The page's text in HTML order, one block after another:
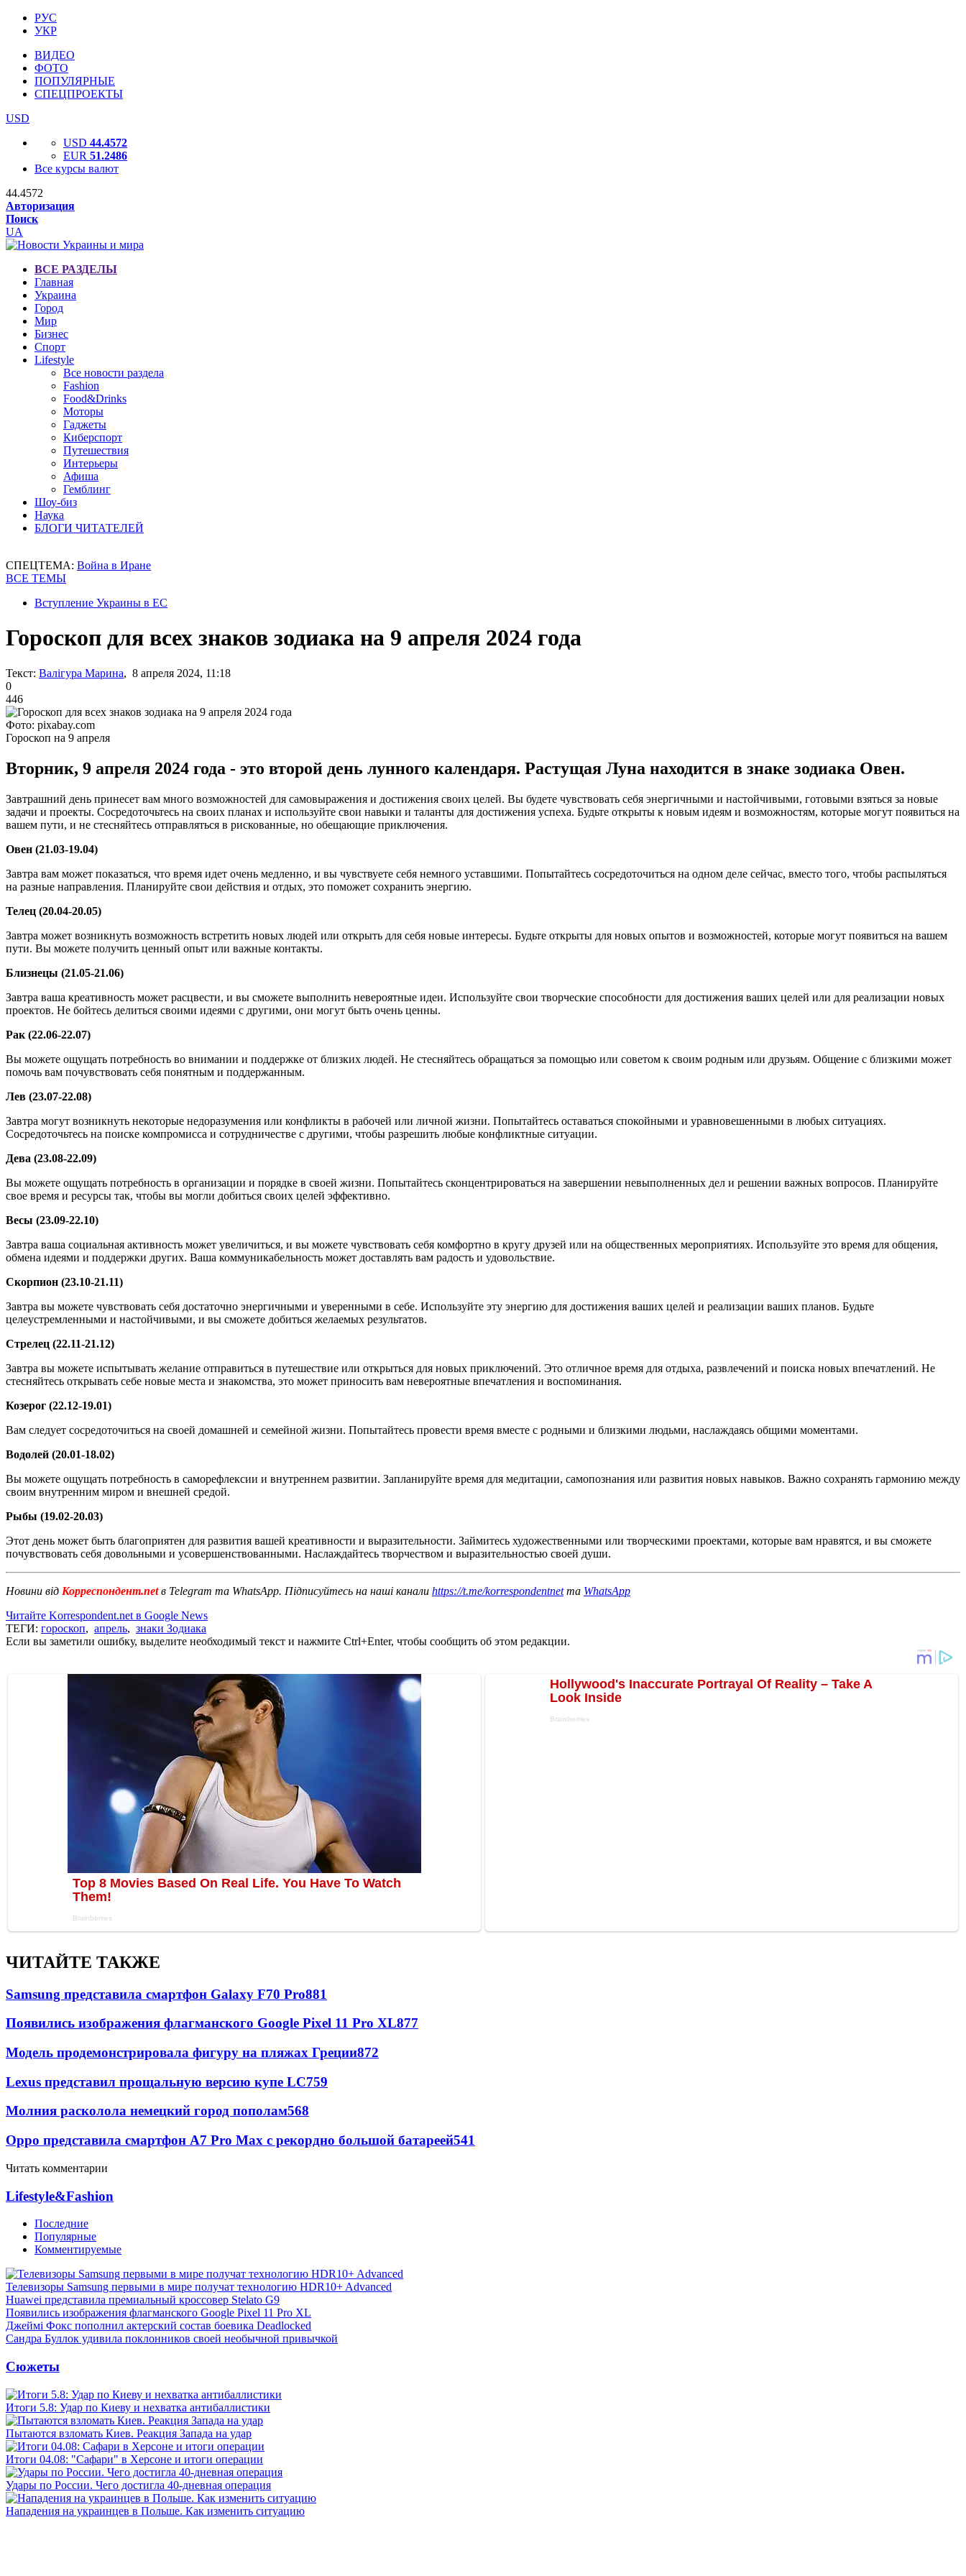
РУС
УКР
ВИДЕО
ФОТО
ПОПУЛЯРНЫЕ
СПЕЦПРОЕКТЫ
USD
USD 44.4572
EUR 51.2486
Все курсы валют
44.4572
Авторизация
Поиск
UA
ВСЕ РАЗДЕЛЫ
Главная
Украина
Город
Мир
Бизнес
Спорт
Lifestyle
Все новости раздела
Fashion
Food&Drinks
Моторы
Гаджеты
Киберспорт
Путешествия
Интерьеры
Афиша
Гемблинг
Шоу-биз
Наука
БЛОГИ ЧИТАТЕЛЕЙ
СПЕЦТЕМА: Война в Иране
ВСЕ ТЕМЫ
Вступление Украины в ЕС
Гороскоп для всех знаков зодиака на 9 апреля 2024 года
Текст: Валігура Марина, 8 апреля 2024, 11:18
0
446
Фото: pixabay.com
Гороскоп на 9 апреля
Вторник, 9 апреля 2024 года - это второй день лунного календаря. Растущая Луна находится в знаке зодиака Овен.
Завтрашний день принесет вам много возможностей для самовыражения и достижения своих целей. Вы будете чувствовать себя энергичными и настойчивыми, готовыми взяться за новые
задачи и проекты. Сосредоточьтесь на своих планах и используйте свои навыки и таланты для достижения успеха. Будьте открыты к новым идеям и возможностям, которые могут появиться на
вашем пути, и не стесняйтесь отправляться в рискованные, но обещающие приключения.
Овен (21.03-19.04)
Завтра вам может показаться, что время идет очень медленно, и вы чувствуете себя немного уставшими. Попытайтесь сосредоточиться на одном деле сейчас, вместо того, чтобы распыляться
на разные направления. Планируйте свои действия и отдых, это поможет сохранить энергию.
Телец (20.04-20.05)
Завтра может возникнуть возможность встретить новых людей или открыть для себя новые интересы. Будьте открыты для новых опытов и возможностей, которые могут появиться на вашем
пути. Вы можете получить ценный опыт или важные контакты.
Близнецы (21.05-21.06)
Завтра ваша креативность может расцвести, и вы сможете выполнить невероятные идеи. Используйте свои творческие способности для достижения ваших целей или для реализации новых
проектов. Не бойтесь делиться своими идеями с другими, они могут быть очень ценны.
Рак (22.06-22.07)
Вы можете ощущать потребность во внимании и поддержке от близких людей. Не стесняйтесь обращаться за помощью или советом к своим родным или друзьям. Общение с близкими может
помочь вам почувствовать себя понятным и поддержанным.
Лев (23.07-22.08)
Завтра могут возникнуть некоторые недоразумения или конфликты в рабочей или личной жизни. Попытайтесь оставаться спокойными и уравновешенными в любых ситуациях.
Сосредоточьтесь на поиске компромисса и сотрудничестве с другими, чтобы разрешить любые конфликтные ситуации.
Дева (23.08-22.09)
Вы можете ощущать потребность в организации и порядке в своей жизни. Попытайтесь сконцентрироваться на завершении невыполненных дел и решении важных вопросов. Планируйте
свое время и ресурсы так, чтобы вы могли добиться своих целей эффективно.
Весы (23.09-22.10)
Завтра ваша социальная активность может увеличиться, и вы можете чувствовать себя комфортно в кругу друзей или на общественных мероприятиях. Используйте это время для общения,
обмена идеями и поддержки других. Ваша коммуникабельность может доставлять вам радость и удовольствие.
Скорпион (23.10-21.11)
Завтра вы можете чувствовать себя достаточно энергичными и уверенными в себе. Используйте эту энергию для достижения ваших целей и реализации ваших планов. Будьте
целеустремленными и настойчивыми, и вы сможете добиться желаемых результатов.
Стрелец (22.11-21.12)
Завтра вы можете испытывать желание отправиться в путешествие или открыться для новых приключений. Это отличное время для отдыха, развлечений и поиска новых впечатлений. Не
стесняйтесь открывать себе новые места и знакомства, это может приносить вам невероятные впечатления и воспоминания.
Козерог (22.12-19.01)
Вам следует сосредоточиться на своей домашней и семейной жизни. Попытайтесь провести время вместе с родными и близкими людьми, наслаждаясь общими моментами.
Водолей (20.01-18.02)
Вы можете ощущать потребность в саморефлексии и внутреннем развитии. Запланируйте время для медитации, самопознания или развития новых навыков. Важно сохранять гармонию между
своим внутренним миром и внешней средой.
Рыбы (19.02-20.03)
Этот день может быть благоприятен для развития вашей креативности и выразительности. Займитесь художественными или творческими проектами, которые вам нравятся, и вы сможете
почувствовать себя довольными и усовершенствованными. Наслаждайтесь творчеством и выразительностью своей души.
Новини від Корреспондент.netв Telegram та WhatsApp. Підписуйтесь на наші канали https://t.me/korrespondentnetта WhatsApp
Читайте Korrespondent.net в Google News
ТЕГИ: гороскоп, апрель, знаки Зодиака
Если вы заметили ошибку, выделите необходимый текст и нажмите Ctrl+Enter, чтобы сообщить об этом редакции.
ЧИТАЙТЕ ТАКЖЕ
Samsung представила смартфон Galaxy F70 Pro881
Появились изображения флагманского Google Pixel 11 Pro XL877
Модель продемонстрировала фигуру на пляжах Греции872
Lexus представил прощальную версию купе LC759
Молния расколола немецкий город пополам568
Oppo представила смартфон A7 Pro Max с рекордно большой батареей541
Читать комментарии
Lifestyle&Fashion
Последние
Популярные
Комментируемые
Телевизоры Samsung первыми в мире получат технологию HDR10+ Advanced
Huawei представила премиальный кроссовер Stelato G9
Появились изображения флагманского Google Pixel 11 Pro XL
Джеймі Фокс пополнил актерский состав боевика Deadlocked
Сандра Буллок удивила поклонников своей необычной привычкой
Сюжеты
Итоги 5.8: Удар по Киеву и нехватка антибаллистики
Пытаются взломать Киев. Реакция Запада на удар
Итоги 04.08: "Сафари" в Херсоне и итоги операции
Удары по России. Чего достигла 40-дневная операция
Нападения на украинцев в Польше. Как изменить ситуацию